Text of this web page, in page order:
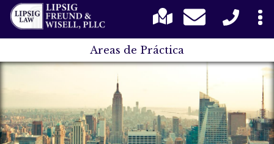
Areas de Práctica